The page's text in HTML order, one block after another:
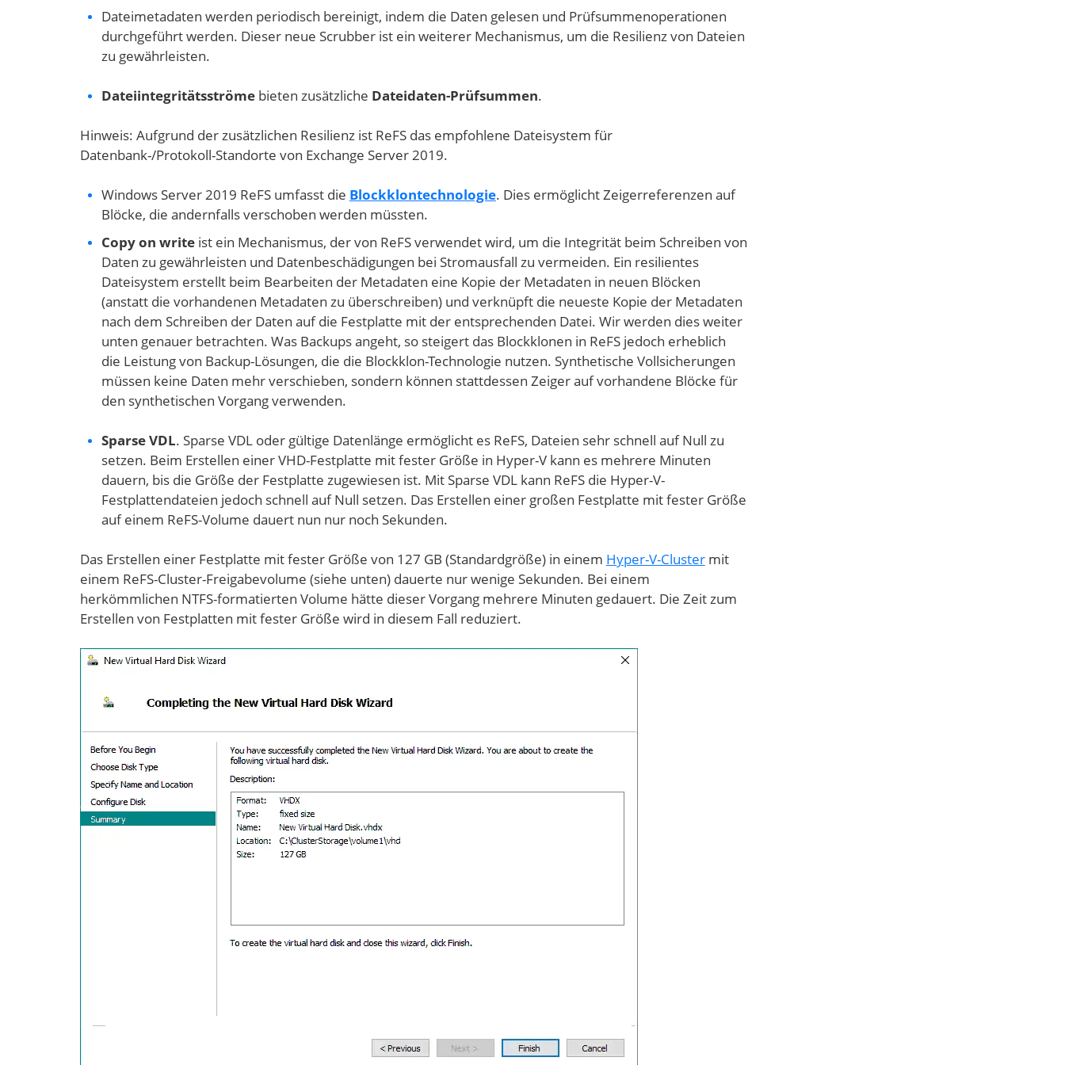
Dateimetadaten werden periodisch bereinigt, indem die Daten gelesen und Prüfsummenoperationen
durchgeführt werden. Dieser neue Scrubber ist ein weiterer Mechanismus, um die Resilienz von Dateien
zu gewährleisten.
Dateiintegritätsströmebieten zusätzliche Dateidaten-Prüfsummen.
Hinweis: Aufgrund der zusätzlichen Resilienz ist ReFS das empfohlene Dateisystem für
Datenbank-/Protokoll-Standorte von Exchange Server 2019.
Windows Server 2019 ReFS umfasst die Blockklontechnologie. Dies ermöglicht Zeigerreferenzen auf
Blöcke, die andernfalls verschoben werden müssten.
Copy on writeist ein Mechanismus, der von ReFS verwendet wird, um die Integrität beim Schreiben von
Daten zu gewährleisten und Datenbeschädigungen bei Stromausfall zu vermeiden. Ein resilientes
Dateisystem erstellt beim Bearbeiten der Metadaten eine Kopie der Metadaten in neuen Blöcken
(anstatt die vorhandenen Metadaten zu überschreiben) und verknüpft die neueste Kopie der Metadaten
nach dem Schreiben der Daten auf die Festplatte mit der entsprechenden Datei. Wir werden dies weiter
unten genauer betrachten. Was Backups angeht, so steigert das Blockklonen in ReFS jedoch erheblich
die Leistung von Backup-Lösungen, die die Blockklon-Technologie nutzen. Synthetische Vollsicherungen
müssen keine Daten mehr verschieben, sondern können stattdessen Zeiger auf vorhandene Blöcke für
den synthetischen Vorgang verwenden.
Sparse VDL. Sparse VDL oder gültige Datenlänge ermöglicht es ReFS, Dateien sehr schnell auf Null zu
setzen. Beim Erstellen einer VHD-Festplatte mit fester Größe in Hyper-V kann es mehrere Minuten
dauern, bis die Größe der Festplatte zugewiesen ist. Mit Sparse VDL kann ReFS die Hyper-V-
Festplattendateien jedoch schnell auf Null setzen. Das Erstellen einer großen Festplatte mit fester Größe
auf einem ReFS-Volume dauert nun nur noch Sekunden.
Das Erstellen einer Festplatte mit fester Größe von 127 GB (Standardgröße) in einem Hyper-V-Clustermit
einem ReFS-Cluster-Freigabevolume (siehe unten) dauerte nur wenige Sekunden. Bei einem
herkömmlichen NTFS-formatierten Volume hätte dieser Vorgang mehrere Minuten gedauert. Die Zeit zum
Erstellen von Festplatten mit fester Größe wird in diesem Fall reduziert.